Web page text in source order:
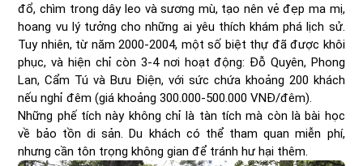
đổ, chìm trong dây leo và sương mù, tạo nên vẻ đẹp ma mị,
hoang vu lý tưởng cho những ai yêu thích khám phá lịch sử.
Tuy nhiên, từ năm 2000-2004, một số biệt thự đã được khôi
phục, và hiện chỉ còn 3-4 nơi hoạt động: Đỗ Quyên, Phong
Lan, Cẩm Tú và Bưu Điện, với sức chứa khoảng 200 khách
nếu nghỉ đêm (giá khoảng 300.000-500.000 VNĐ/đêm).
Những phế tích này không chỉ là tàn tích mà còn là bài học
về bảo tồn di sản. Du khách có thể tham quan miễn phí,
nhưng cần tôn trọng không gian để tránh hư hại thêm.